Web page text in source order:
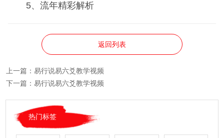
5、流年精彩解析
返回列表
上一篇： 易行说易六爻教学视频
下一篇： 易行说易六爻教学视频
热门标签